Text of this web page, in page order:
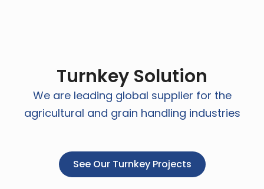
Turnkey Solution
We are leading global supplier for the
agricultural and grain handling industries
See Our Turnkey Projects